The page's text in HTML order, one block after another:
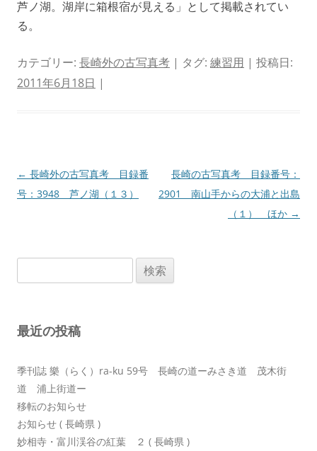
芦ノ湖。湖岸に箱根宿が見える」として掲載されてい
る。
カテゴリー: 長崎外の古写真考 | タグ: 練習用 | 投稿日:
2011年6月18日 |
投
稿
ン
← 長崎外の古写真考 目録番
号：3948 芦ノ湖（１３）
長崎の古写真考 目録番号：
2901 南山手からの大浦と出島
（１） ほか →
索:
最近の投稿
季刊誌 樂（らく）ra-ku 59号 長崎の道ーみさき道 茂木街
道 浦上街道ー
移転のお知らせ
お知らせ ( 長崎県 )
妙相寺・富川渓谷の紅葉 ２ ( 長崎県 )